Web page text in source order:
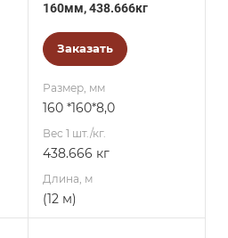
160мм, 438.666кг
Заказать
Размер, мм
160 *160*8,0
Вес 1 шт./кг.
438.666 кг
Длина, м
(12 м)